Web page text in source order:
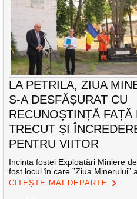
LA PETRILA, ZIUA
S-A DESFĂȘURAT CU
RECUNOȘTINȚĂ FAȚĂ
TRECUT ȘI
PENTRU VIITOR
Incinta fostei Exploatări Miniere
fost locul în care ”Ziua Minerului” a
CITEȘTE MAI DEPARTE